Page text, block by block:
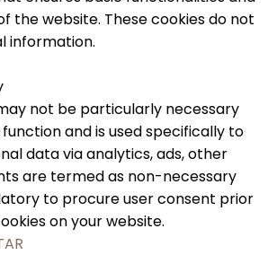
the website. These cookies do not
information.
not be particularly necessary
and is used specifically to
data via analytics, ads, other
are termed as non-necessary
to procure user consent prior
on your website.